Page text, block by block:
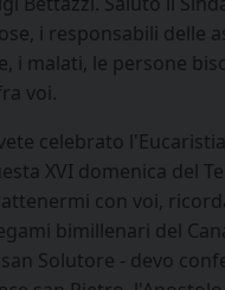
i responsabili delle
i malati, le persone
voi.
celebrato
XVI domenica del
con voi,
bimillenari del
Solutore - devo